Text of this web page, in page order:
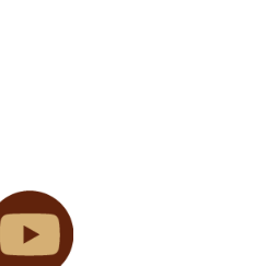
mẫu mã hiện nay AD 16177